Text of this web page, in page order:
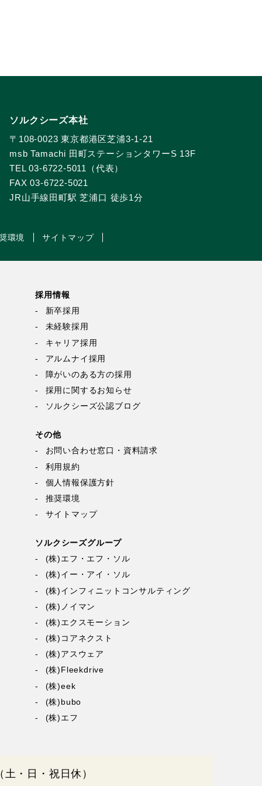
ソルクシーズ本社
〒108-0023 東京都港区芝浦3-1-21
msb Tamachi 田町ステーションタワーS 13F
TEL 03-6722-5011（代表）
FAX 03-6722-5021
JR山手線田町駅 芝浦口 徒歩1分
環境 サイトマップ
採用情報
新卒採用
未経験採用
キャリア採用
アルムナイ採用
障がいのある方の採用
採用に関するお知らせ
ソルクシーズ公認ブログ
その他
お問い合わせ窓口・資料請求
利用規約
個人情報保護方針
推奨環境
サイトマップ
ソルクシーズグループ
(株)エフ・エフ・ソル
(株)イー・アイ・ソル
(株)インフィニットコンサルティング
(株)ノイマン
(株)エクスモーション
(株)コアネクスト
(株)アスウェア
(株)Fleekdrive
(株)eek
(株)bubo
(株)エフ
・日・祝日休）